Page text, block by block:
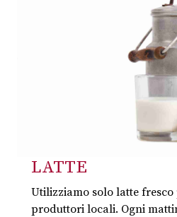
LATTE
Utilizziamo solo latte
produttori locali. Ogni